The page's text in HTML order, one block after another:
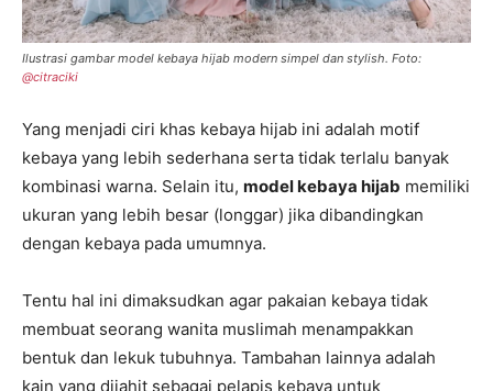
Ilustrasi gambar model kebaya hijab modern simpel dan stylish. Foto:
@citraciki
Yang menjadi ciri khas kebaya hijab ini adalah motif
kebaya yang lebih sederhana serta tidak terlalu banyak
kombinasi warna. Selain itu, model kebaya hijab memiliki
ukuran yang lebih besar (longgar) jika dibandingkan
dengan kebaya pada umumnya.
Tentu hal ini dimaksudkan agar pakaian kebaya tidak
membuat seorang wanita muslimah menampakkan
bentuk dan lekuk tubuhnya. Tambahan lainnya adalah
kain yang dijahit sebagai pelapis kebaya untuk